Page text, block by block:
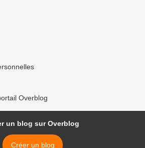
Overblog
un blog sur Overblog
Créer un blog